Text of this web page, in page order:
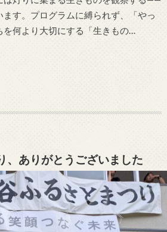
す。プログラムに縛られず、「やっ
何より大切にする「生きもの…
、ありがとうございました